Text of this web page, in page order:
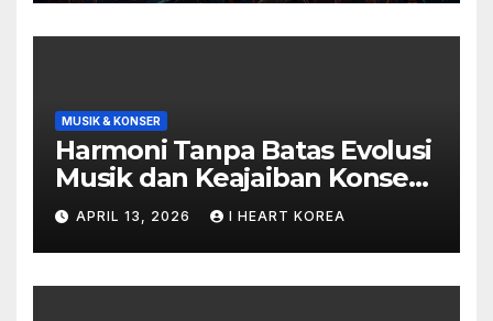
MUSIK & KONSER
Harmoni Tanpa Batas Evolusi
Musik dan Keajaiban Konser
di Era Digital
APRIL 13, 2026 I HEART KOREA